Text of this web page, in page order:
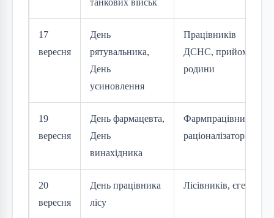
танкових військ
17
вересня
День
рятувальника,
День
усиновлення
Працівників
ДСНС, прийомні
родини
19
вересня
День фармацевта,
День
винахідника
Фармпрацівників,
раціоналізаторів
20
вересня
День працівника
лісу
Лісівників, єгерів